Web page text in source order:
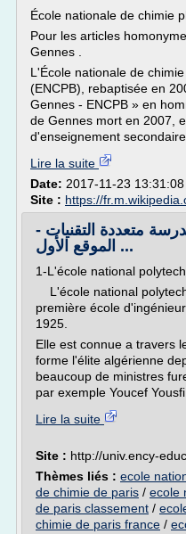
École nationale de chimie
Pour les articles
Gennes .
L'École nationale de
(ENCPB), rebaptisée en
Gennes - ENCPB » en
de Gennes mort en 2007,
d'enseignement secondaire
Lire la suite
Date: 2017-11-23 13:31:08
Site : https://
متعددة التقنيات -
الموقع الأول ...
1-L'école national
L'école national
première école
1925.
Elle est connue a travers
forme l'élite algérienne
beaucoup de ministres
par exemple Youcef
Lire la suite
Site : http://univ.ency-
Thèmes liés : ecole
de chimie de paris / ecole
de paris classement /
chimie de paris france /